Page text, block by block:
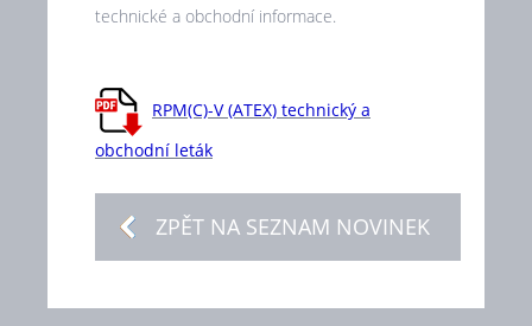
technické a obchodní informace.
RPM(C)-V (ATEX) technický a
obchodní leták
ZPĚT NA SEZNAM NOVINEK